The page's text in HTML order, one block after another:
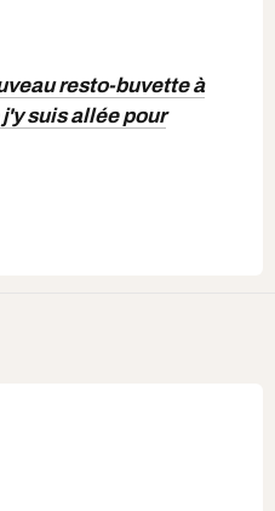
resto-buvette à
suis allée pour